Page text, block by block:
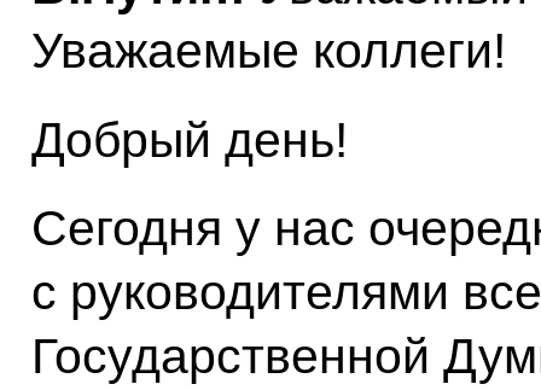
Уважаемые коллеги!
Добрый день!
Сегодня у нас
с руководителями
Государственной